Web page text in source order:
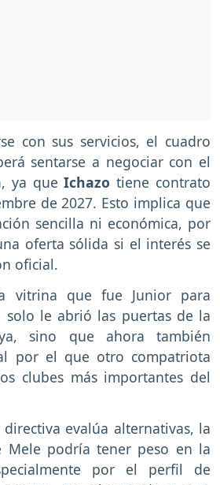
con sus servicios, el cuadro
sentarse a negociar con el
, ya que Ichazo tiene contrato
de 2027. Esto implica que
sencilla ni económica, por
oferta sólida si el interés se
oficial.
vitrina que fue Junior para
solo le abrió las puertas de la
sino que ahora también
por el que otro compatriota
clubes más importantes del
evalúa alternativas, la
Mele podría tener peso en la
por el perfil de